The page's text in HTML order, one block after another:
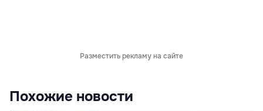
Разместить рекламу на сайте
Похожие новости